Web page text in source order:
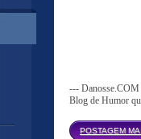
---
Blog de Humor
POSTAGEM